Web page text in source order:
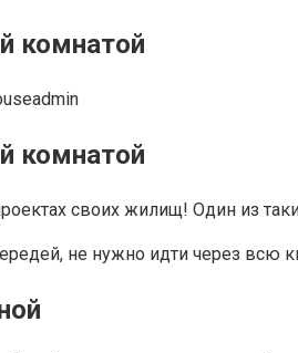
комнатой
комнатой
своих жилищ! Один из
не нужно идти через всю